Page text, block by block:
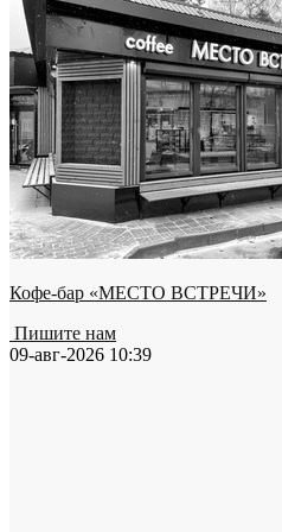
Кофе-бар «МЕСТО ВСТРЕЧИ»
Пишите нам
09-авг-2026 10:39